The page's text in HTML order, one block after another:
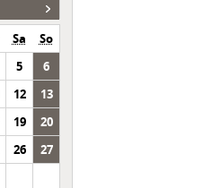
Sa
So
5
6
12
13
19
20
26
27